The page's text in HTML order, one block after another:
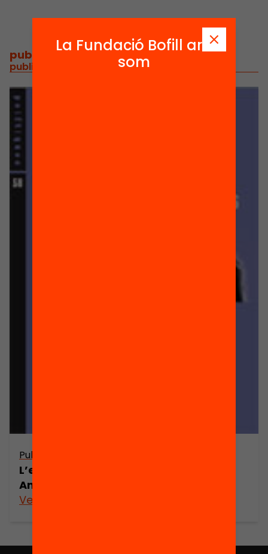
publicacions i vídeos/
publicacions i vídeos relacionats
Publicació
L’estat de la immigració a Catalunya.
Anuari 2006
Veure’n més
La Fundació Bofill ara
som